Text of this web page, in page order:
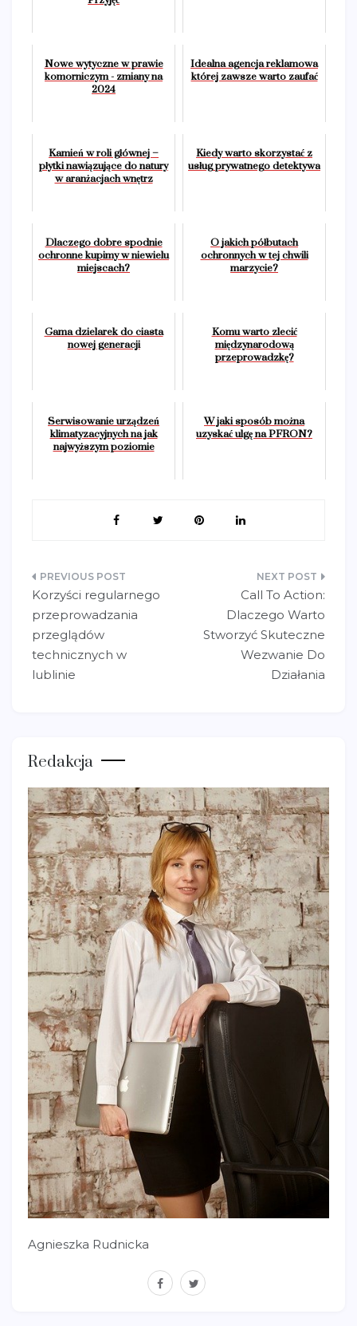
Nowe wytyczne w prawie
komorniczym - zmiany na
2024
Idealna agencja reklamowa
której zawsze warto zaufać
Kamień w roli głównej –
płytki nawiązujące do natury
w aranżacjach wnętrz
Kiedy warto skorzystać z
usług prywatnego detektywa
Dlaczego dobre spodnie
ochronne kupimy w niewielu
miejscach?
O jakich półbutach
ochronnych w tej chwili
marzycie?
Gama dzielarek do ciasta
nowej generacji
Komu warto zlecić
międzynarodową
przeprowadzkę?
Serwisowanie urządzeń
klimatyzacyjnych na jak
najwyższym poziomie
W jaki sposób można
uzyskać ulgę na PFRON?
Nawigacja
wpisu
Korzyści regularnego
przeprowadzania
przeglądów
technicznych w
lublinie
Call To Action:
Dlaczego Warto
Stworzyć Skuteczne
Wezwanie Do
Działania
Redakcja
Agnieszka Rudnicka
facebook
twitter